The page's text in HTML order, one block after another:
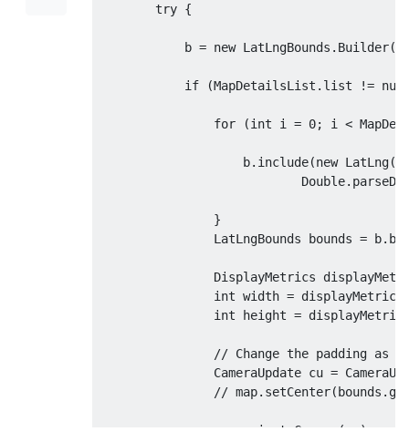
try {
            b
= new LatLngBounds . Builder
if (MapDetailsList . list !=
for (int i = 0; i <
                    b
. include(new LatLng(
Double.
}
LatLngBounds bounds = b.
DisplayMetrics
int width = displayMetrics
int height =
// Change the padding as
CameraUpdate cu =
//
animateCamera ( );